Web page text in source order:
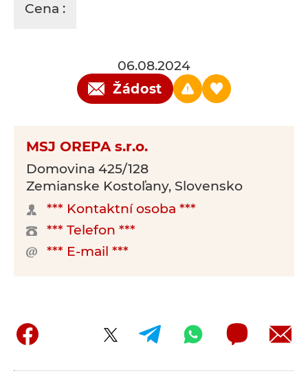
Cena :
06.08.2024
Žádost
MSJ OREPA s.r.o.
Domovina 425/128
Zemianske Kostoľany, Slovensko
*** Kontaktní osoba ***
*** Telefon ***
*** E-mail ***